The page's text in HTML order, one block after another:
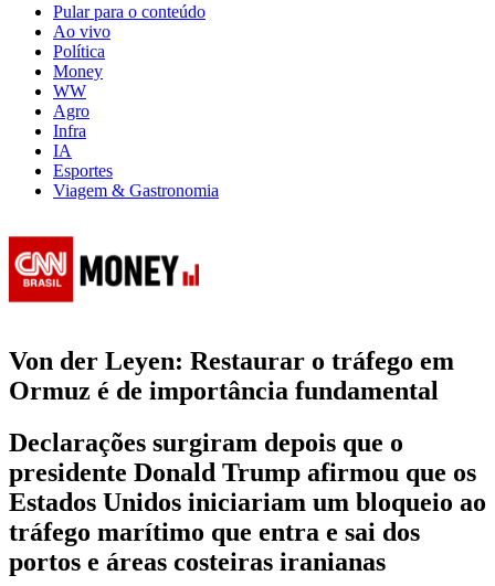
Pular para o conteúdo
Ao vivo
Política
Money
WW
Agro
Infra
IA
Esportes
Viagem & Gastronomia
Von der Leyen: Restaurar o tráfego em
Ormuz é de importância fundamental
Declarações surgiram depois que o
presidente Donald Trump afirmou que os
Estados Unidos iniciariam um bloqueio ao
tráfego marítimo que entra e sai dos
portos e áreas costeiras iranianas